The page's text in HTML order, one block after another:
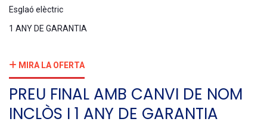
Esglaó elèctric
1 ANY DE GARANTIA
MIRA LA OFERTA
PREU FINAL AMB CANVI DE NOM
INCLÒS I 1 ANY DE GARANTIA